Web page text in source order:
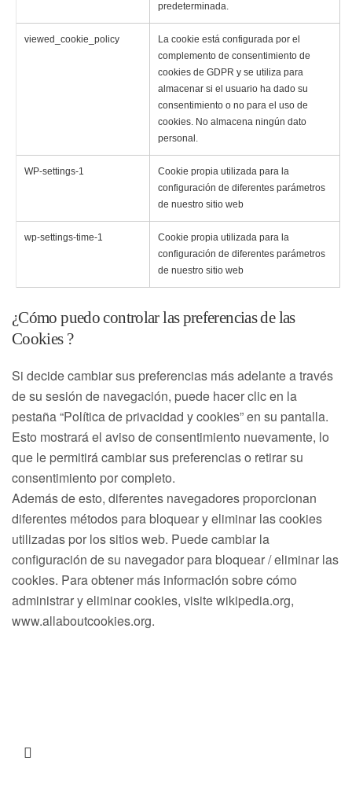
predeterminada.
viewed_cookie_policy
La cookie está configurada por el
complemento de consentimiento de
cookies de GDPR y se utiliza para
almacenar si el usuario ha dado su
consentimiento o no para el uso de
cookies. No almacena ningún dato
personal.
WP-settings-1
Cookie propia utilizada para la
configuración de diferentes parámetros
de nuestro sitio web
wp-settings-time-1
Cookie propia utilizada para la
configuración de diferentes parámetros
de nuestro sitio web
¿Cómo puedo controlar las preferencias de las
Cookies ?
Si decide cambiar sus preferencias más adelante a través
de su sesión de navegación, puede hacer clic en la
pestaña “Política de privacidad y cookies” en su pantalla.
Esto mostrará el aviso de consentimiento nuevamente, lo
que le permitirá cambiar sus preferencias o retirar su
consentimiento por completo.
Además de esto, diferentes navegadores proporcionan
diferentes métodos para bloquear y eliminar las cookies
utilizadas por los sitios web. Puede cambiar la
configuración de su navegador para bloquear / eliminar las
cookies. Para obtener más información sobre cómo
administrar y eliminar cookies, visite wikipedia.org,
www.allaboutcookies.org.